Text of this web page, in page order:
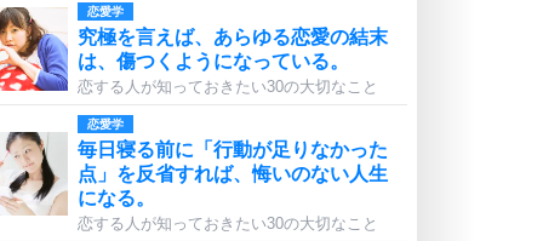
恋愛学
究極を言えば、あらゆる恋愛の結末
は、傷つくようになっている。
恋する人が知っておきたい30の大切なこと
恋愛学
毎日寝る前に「行動が足りなかった
点」を反省すれば、悔いのない人生
になる。
恋する人が知っておきたい30の大切なこと